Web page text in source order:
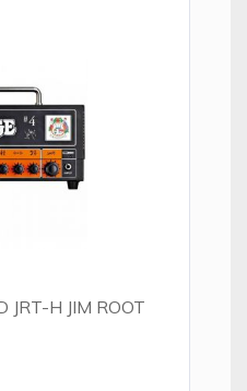
JRT-H JIM ROOT